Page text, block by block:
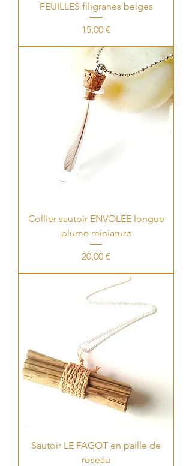
FEUILLES filigranes beiges
Price
15,00 €
Collier sautoir ENVOLÉE longue
plume miniature
Price
20,00 €
Sautoir LE FAGOT en paille de
roseau